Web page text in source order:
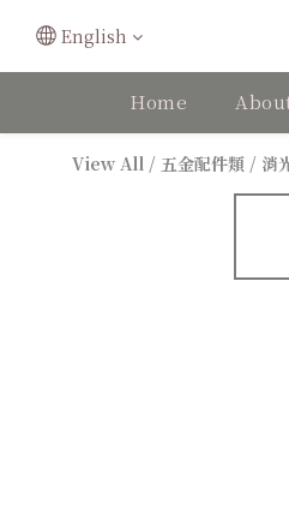
English
Home
View All / 五金配件類 / 消